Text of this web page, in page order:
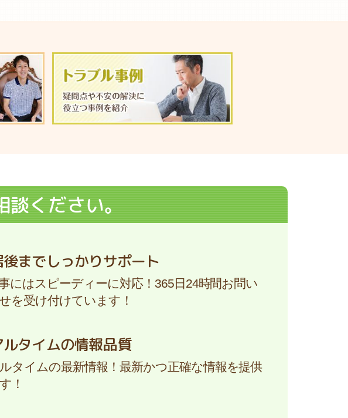
ください。
までしっかりサポート
にはスピーディーに対応！365日24時間お問い
を受け付けています！
ルタイムの情報品質
タイムの最新情報！最新かつ正確な情報を提供
！